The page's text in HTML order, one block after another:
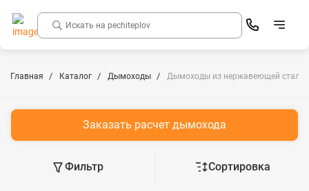
Главная Каталог Дымоходы Дымоходы из нержавеющей стали
Заказать расчет дымохода
Фильтр Сортировка